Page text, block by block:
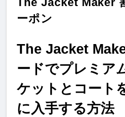
ーポン
The Jacket
ードでプレミア
ケットとコート
に入手する方法